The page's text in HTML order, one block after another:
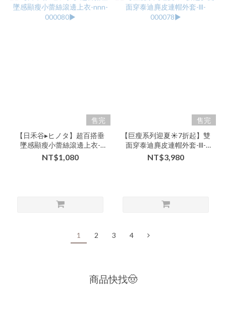
售完
【日禾谷▸ヒノタ】超百搭垂
墜感顯瘦小蕾絲滾邊上衣-
nnn-000080▶
NT$1,080
售完
【巨瘦系列迎夏☀️7折起】雙
面穿泰迪麂皮連帽外套-lll-
000078▶
NT$3,980
1 2 3 4
商品快找🤠